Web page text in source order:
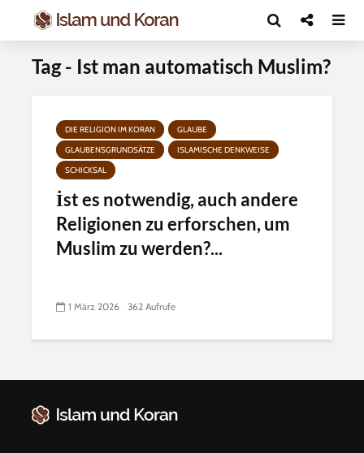
Tag - Ist man automatisch Muslim?
DIE RELIGION IM KORAN
GLAUBE
GLAUBENSGRUNDSÄTZE
ISLAMISCHE DENKWEISE
SCHICKSAL
İst es notwendig, auch andere
Religionen zu erforschen, um
Muslim zu werden?...
1 März 2026 362 Aufrufe